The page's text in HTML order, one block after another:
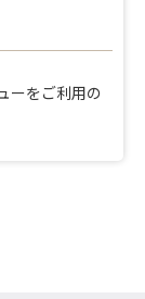
ーをご利用の